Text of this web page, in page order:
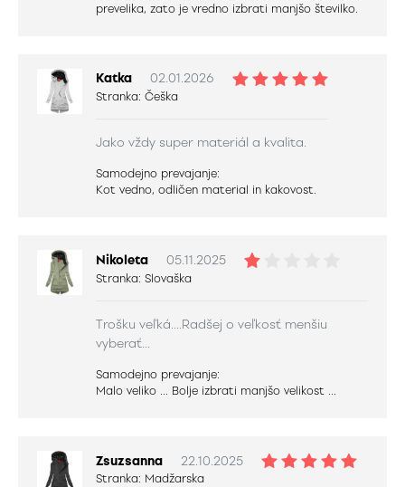
prevelika, zato je vredno izbrati manjšo številko.
Katka 02.01.2026
Stranka: Češka
Jako vždy super materiál a kvalita.
Samodejno prevajanje:
Kot vedno, odličen material in kakovost.
Nikoleta 05.11.2025
Stranka: Slovaška
Trošku veľká....Radšej o veľkosť menšiu
vyberať...
Samodejno prevajanje:
Malo veliko ... Bolje izbrati manjšo velikost ...
Zsuzsanna 22.10.2025
Stranka: Madžarska